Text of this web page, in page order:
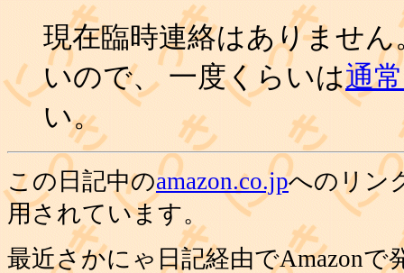
現在臨時連絡はありませ
いので、 一度くらいは通
い。
この日記中のamazon.co.jpへのリン
用されています。
最近さかにゃ日記経由でAmazon